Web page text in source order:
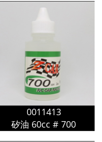
0011413
矽油 60cc # 700